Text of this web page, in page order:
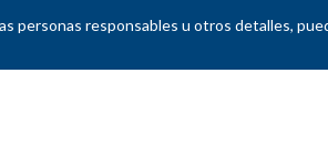
personas responsables u otros detalles,